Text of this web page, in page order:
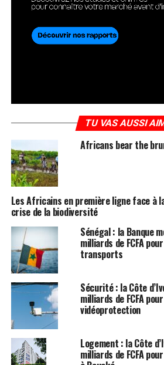
TU VAS AUSSI
Africans bear the
Les Africains en première ligne face à
crise de la biodiversité
Sénégal : la Banque
milliards de FCFA
transports
Sécurité : la Côte
milliards de FCFA
vidéoprotection
Logement : la Côte
milliards de FCFA